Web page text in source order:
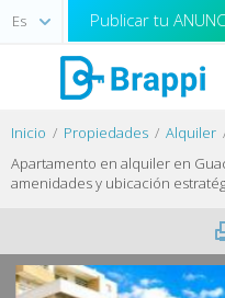
Publicar tu
Inicio Propiedades Alquiler
Apartamento en alquiler en
amenidades y ubicación